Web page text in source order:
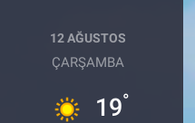
12 AĞUSTOS
ÇARŞAMBA
19°